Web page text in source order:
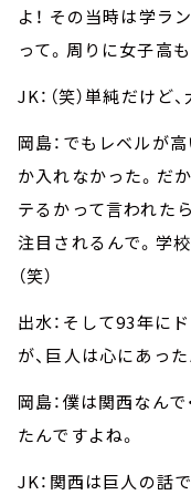
よ！ その当時は学ラ
って。周りに女子高
JK：（笑）単純だけど
岡島：でもレベルが
か入れなかった。だ
テるかって言われた
注目されるんで。学
（笑）
出水：そして93年に
が、巨人は心にあっ
岡島：僕は関西なん
たんですよね。
JK：関西は巨人の話